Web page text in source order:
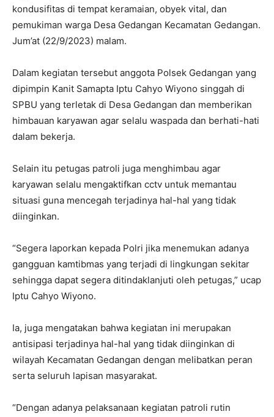
kondusifitas di tempat keramaian, obyek vital, dan
pemukiman warga Desa Gedangan Kecamatan Gedangan.
Jum’at (22/9/2023) malam.
Dalam kegiatan tersebut anggota Polsek Gedangan yang
dipimpin Kanit Samapta Iptu Cahyo Wiyono singgah di
SPBU yang terletak di Desa Gedangan dan memberikan
himbauan karyawan agar selalu waspada dan berhati-hati
dalam bekerja.
Selain itu petugas patroli juga menghimbau agar
karyawan selalu mengaktifkan cctv untuk memantau
situasi guna mencegah terjadinya hal-hal yang tidak
diinginkan.
“Segera laporkan kepada Polri jika menemukan adanya
gangguan kamtibmas yang terjadi di lingkungan sekitar
sehingga dapat segera ditindaklanjuti oleh petugas,” ucap
Iptu Cahyo Wiyono.
Ia, juga mengatakan bahwa kegiatan ini merupakan
antisipasi terjadinya hal-hal yang tidak diinginkan di
wilayah Kecamatan Gedangan dengan melibatkan peran
serta seluruh lapisan masyarakat.
“Dengan adanya pelaksanaan kegiatan patroli rutin